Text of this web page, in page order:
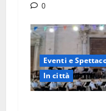
0
Eventi e
In città